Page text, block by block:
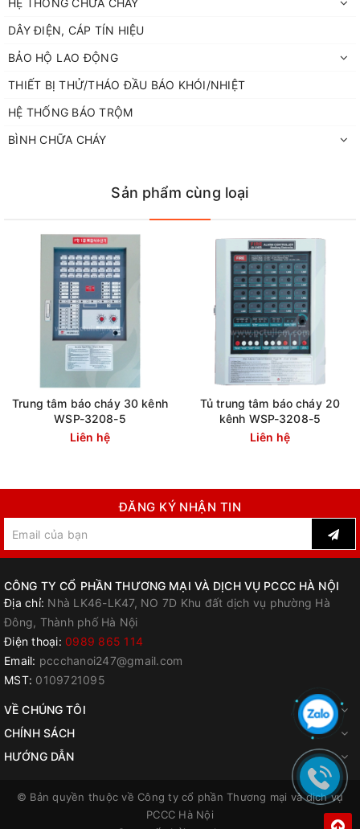
HỆ THỐNG CHỮA CHÁY
DÂY ĐIỆN, CÁP TÍN HIỆU
BẢO HỘ LAO ĐỘNG
THIẾT BỊ THỬ/THÁO ĐẦU BÁO KHÓI/NHIỆT
HỆ THỐNG BÁO TRỘM
BÌNH CHỮA CHÁY
Sản phẩm cùng loại
Trung tâm báo cháy 30 kênh
WSP-3208-5
Liên hệ
Tủ trung tâm báo cháy 20
kênh WSP-3208-5
Liên hệ
ĐĂNG KÝ NHẬN TIN
CÔNG TY CỔ PHẦN THƯƠNG MẠI VÀ DỊCH VỤ PCCC HÀ NỘI
Địa chỉ: Nhà LK46-LK47, NO 7D Khu đất dịch vụ phường Hà
Đông, Thành phố Hà Nội
Điện thoại: 0989 865 114
Email: pccchanoi247@gmail.com
MST: 0109721095
VỀ CHÚNG TÔI
CHÍNH SÁCH
HƯỚNG DẪN
© Bản quyền thuộc về Công ty cổ phần Thương mại và dịch vụ
PCCC Hà Nội